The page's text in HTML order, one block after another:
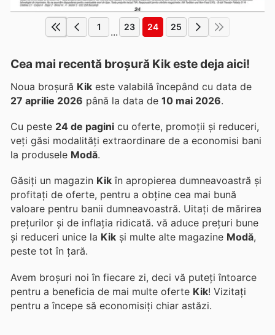
1 ... 23 24 25
Cea mai recentă broșură Kik este deja aici!
Noua broșură Kik este valabilă începând cu data de
27 aprilie 2026 până la data de 10 mai 2026.
Cu peste 24 de pagini cu oferte, promoții și reduceri,
veți găsi modalități extraordinare de a economisi bani
la produsele Modă.
Găsiți un magazin Kik în apropierea dumneavoastră și
profitați de oferte, pentru a obține cea mai bună
valoare pentru banii dumneavoastră. Uitați de mărirea
prețurilor și de inflația ridicată. vă aduce prețuri bune
și reduceri unice la Kik și multe alte magazine Modă,
peste tot în țară.
Avem broșuri noi în fiecare zi, deci vă puteți întoarce
pentru a beneficia de mai multe oferte Kik! Vizitați
pentru a începe să economisiți chiar astăzi.